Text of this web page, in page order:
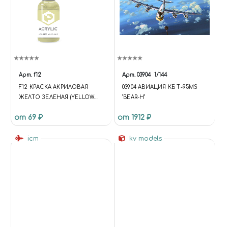
Арт. f12
F12 КРАСКА АКРИЛОВАЯ
ЖЕЛТО ЗЕЛЕНАЯ (YELLOW
от 69 ₽
Арт. 03904 1/144
03904 АВИАЦИЯ КБ Т-95MS
"BEAR-H"
от 1912 ₽
icm kv models